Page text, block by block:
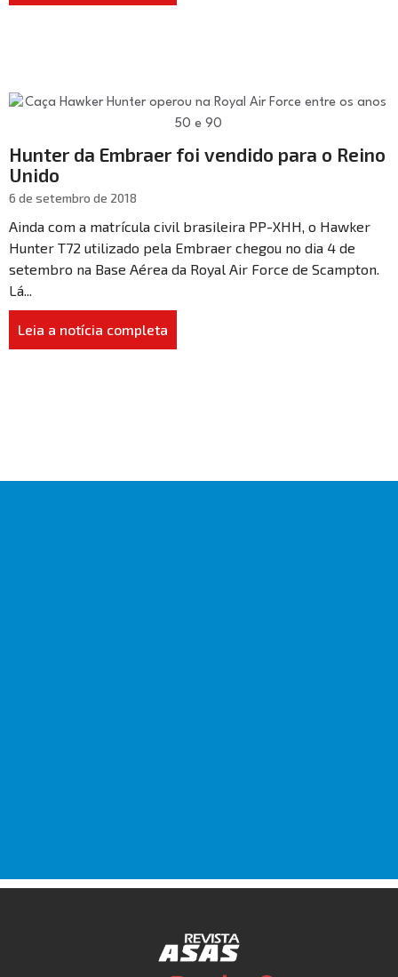
Hunter da Embraer foi vendido para o Reino
Unido
6 de setembro de 2018
Ainda com a matrícula civil brasileira PP-XHH, o Hawker
Hunter T72 utilizado pela Embraer chegou no dia 4 de
setembro na Base Aérea da Royal Air Force de Scampton.
Lá...
Leia a notícia completa